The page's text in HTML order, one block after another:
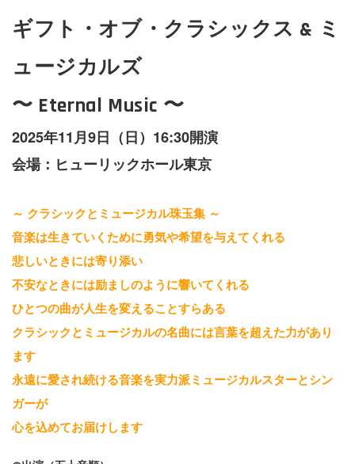
ギフト・オブ・クラシックス & ミ
ュージカルズ
〜 Eternal Music 〜
2025年11月9日（日）16:30開演
会場：ヒューリックホール東京
～ クラシックとミュージカル珠玉集 ～
音楽は生きていくために勇気や希望を与えてくれる
悲しいときには寄り添い
不安なときには励ましのように響いてくれる
ひとつの曲が人生を変えることすらある
クラシックとミュージカルの名曲には言葉を超えた力があり
ます
永遠に愛され続ける音楽を実力派ミュージカルスターとシン
ガーが
心を込めてお届けします